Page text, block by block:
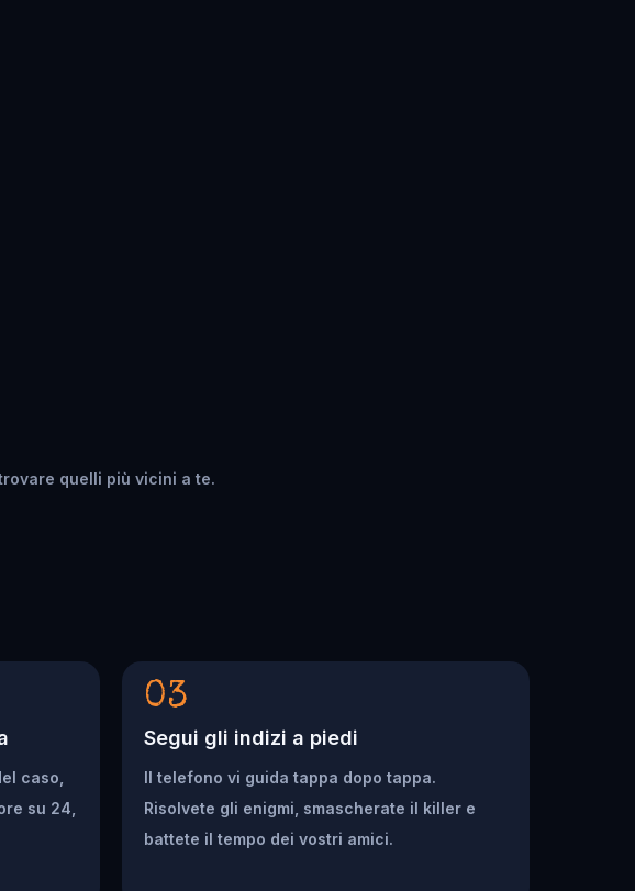
quelli più vicini a te.
caso,
su 24,
03
Segui gli indizi a piedi
Il telefono vi guida tappa dopo tappa.
Risolvete gli enigmi, smascherate il killer e
battete il tempo dei vostri amici.